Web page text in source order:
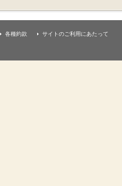
各種約款 サイトのご利用にあたって